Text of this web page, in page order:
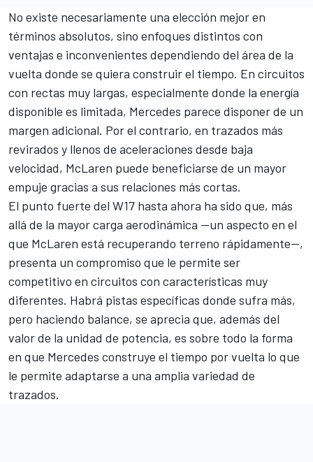
No existe necesariamente una elección mejor en
términos absolutos, sino enfoques distintos con
ventajas e inconvenientes dependiendo del área de la
vuelta donde se quiera construir el tiempo. En circuitos
con rectas muy largas, especialmente donde la energía
disponible es limitada, Mercedes parece disponer de un
margen adicional. Por el contrario, en trazados más
revirados y llenos de aceleraciones desde baja
velocidad, McLaren puede beneficiarse de un mayor
empuje gracias a sus relaciones más cortas.
El punto fuerte del W17 hasta ahora ha sido que, más
allá de la mayor carga aerodinámica —un aspecto en el
que McLaren está recuperando terreno rápidamente—,
presenta un compromiso que le permite ser
competitivo en circuitos con características muy
diferentes. Habrá pistas específicas donde sufra más,
pero haciendo balance, se aprecia que, además del
valor de la unidad de potencia, es sobre todo la forma
en que Mercedes construye el tiempo por vuelta lo que
le permite adaptarse a una amplia variedad de
trazados.